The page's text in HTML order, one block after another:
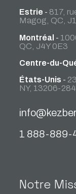
Estrie - 817,
Magog, QC,
Montréal -
QC, J4Y 0E3
Centre-du-
États-Unis -
NY, 13206-
1 888-889-
Notre